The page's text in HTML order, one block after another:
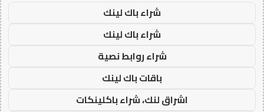
شراء باك لينك
شراء باك لينك
شراء روابط نصية
باقات باك لينك
اشراق لنك، شراء باكلينكات